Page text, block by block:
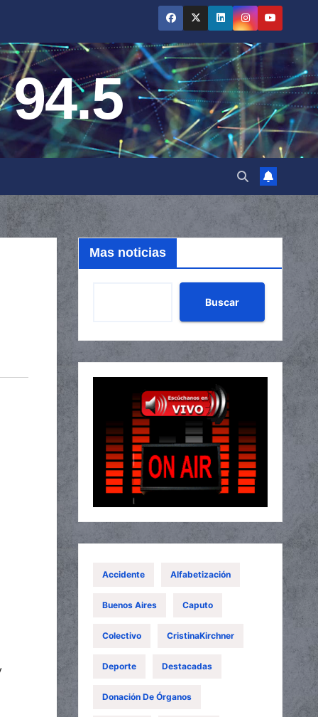
Mas noticias
Buscar
Accidente Alfabetización
Buenos Aires Caputo
Colectivo CristinaKirchner
Deporte Destacadas
Donación De Órganos